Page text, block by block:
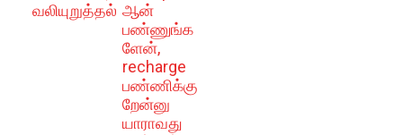
வலியுறுத்தல் ஆன்
பண்ணுங்க
ளேன்,
recharge
பண்ணிக்கு
றேன்னு
யாராவது